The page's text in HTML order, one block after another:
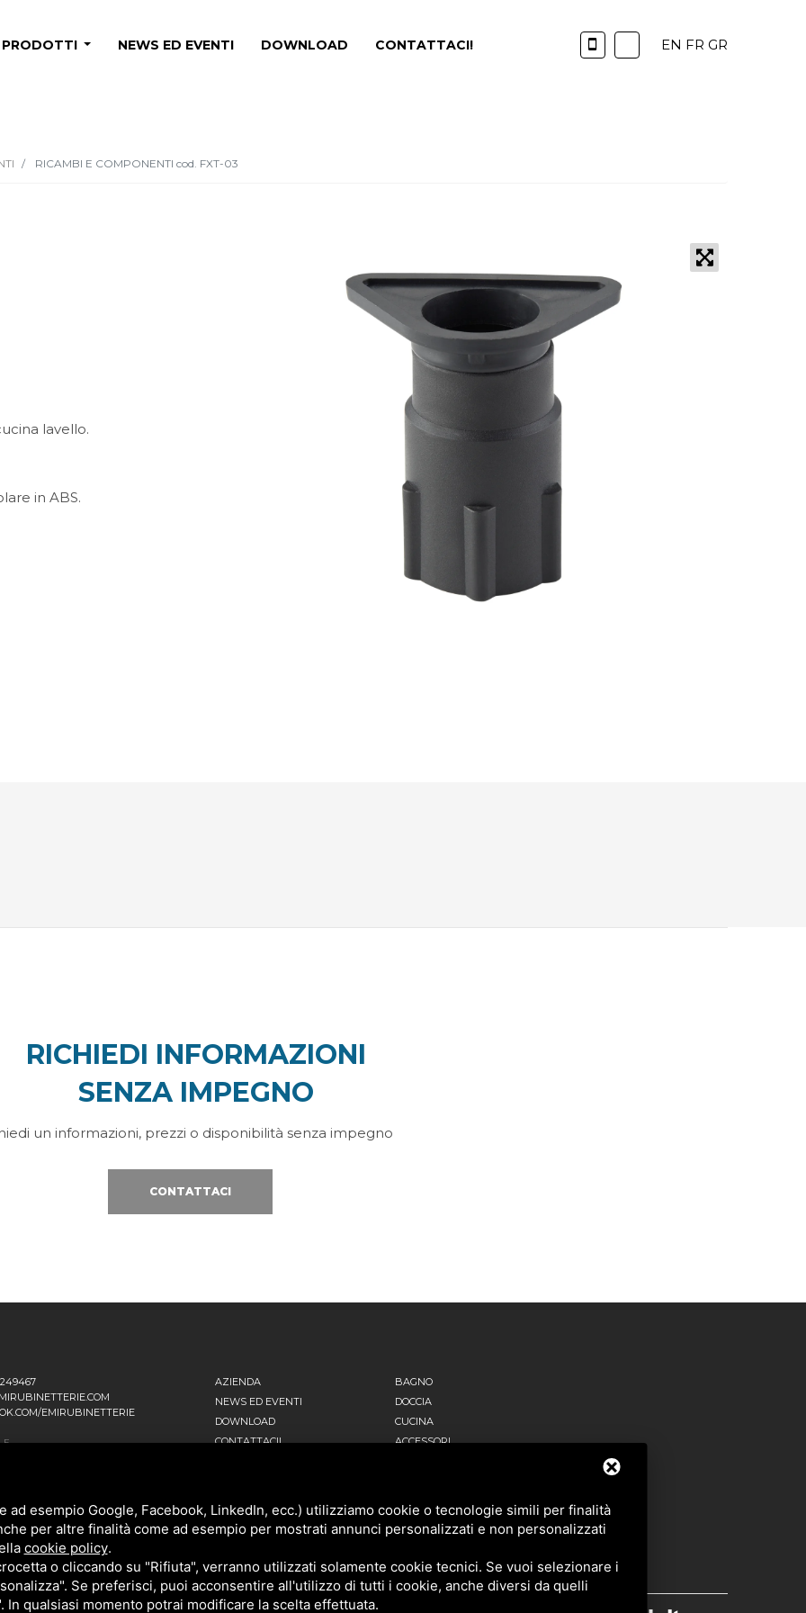
PRODOTTI NEWS ED EVENTI DOWNLOAD CONTATTACI! EN FR GR
RICAMBI E COMPONENTI cod. FXT-03
lavello.
in ABS.
RICHIEDI INFORMAZIONI
SENZA IMPEGNO
un informazioni, prezzi o disponibilità senza impegno
CONTATTACI
EMIRUBINETTERIE
FALCONE, 4
DI BRIANZA MB - ITALIA
AZIENDA
NEWS ED EVENTI
DOWNLOAD
CONTATTACI!
BAGNO
DOCCIA
CUCINA
ACCESSORI
ad esempio Google, Facebook, LinkedIn, ecc.) utilizziamo cookie o tecnologie simili per finalità
per altre finalità come ad esempio per mostrati annunci personalizzati e non personalizzati
cookie policy.
o cliccando su "Rifiuta", verranno utilizzati solamente cookie tecnici. Se vuoi selezionare i
Se preferisci, puoi acconsentire all'utilizzo di tutti i cookie, anche diversi da quelli
qualsiasi momento potrai modificare la scelta effettuata.